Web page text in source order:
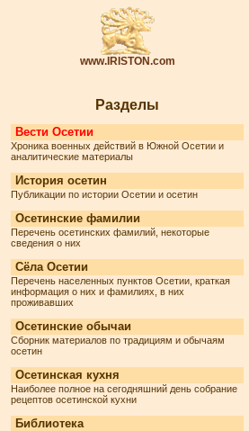
www.IRISTON.com
Разделы
Вести Осетии
Хроника военных действий в Южной Осетии и
аналитические материалы
История осетин
Публикации по истории Осетии и осетин
Осетинские фамилии
Перечень осетинских фамилий, некоторые
сведения о них
Сёла Осетии
Перечень населенных пунктов Осетии, краткая
информация о них и фамилиях, в них
проживавших
Осетинские обычаи
Сборник материалов по традициям и обычаям
осетин
Осетинская кухня
Наиболее полное на сегодняшний день собрание
рецептов осетинской кухни
Библиотека